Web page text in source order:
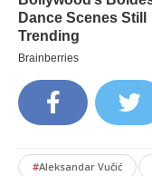
#Aleksandar Vučić